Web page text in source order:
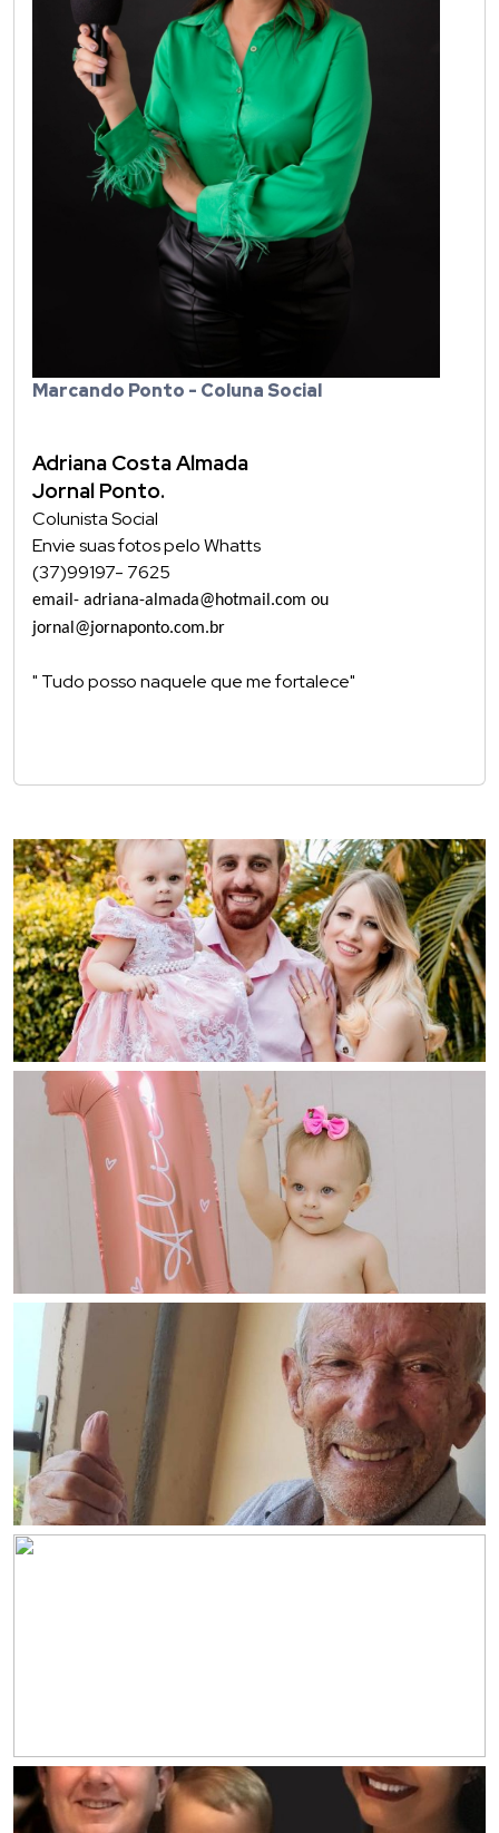
Marcando Ponto - Coluna Social
Adriana Costa Almada
Jornal Ponto.
Colunista Social
Envie suas fotos pelo Whatts
(37)99197- 7625
email- adriana-almada@hotmail.com ou
jornal@jornaponto.com.br
" Tudo posso naquele que me fortalece"